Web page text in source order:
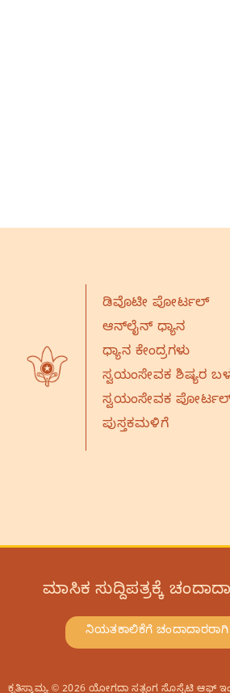
ಡಿವೊಟೀ ಪೋರ್ಟಲ್
ಆನ್‌ಲೈನ್‌ ಧ್ಯಾನ
ಧ್ಯಾನ ಕೇಂದ್ರಗಳು
ಸ್ವಯಂಸೇವಕ ಶಿಷ್ಯರ
ಸ್ವಯಂಸೇವಕ
ಪುಸ್ತಕಮಳಿಗೆ
ಮಾಸಿಕ ಸುದ್ದಿಪತ್ರಕ್ಕೆ
ನಿಯತಕಾಲಿಕೆಗೆ ಚಂದಾದಾರರಾಗಿ
ಕೃತಿಸ್ವಾಮ್ಯ © 2026 ಯೋಗದಾ ಸತ್ಸಂಗ ಸೊಸೈಟಿ